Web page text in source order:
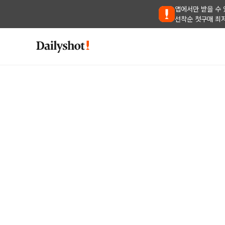
앱에서만 받을 수
선착순 첫구매 최